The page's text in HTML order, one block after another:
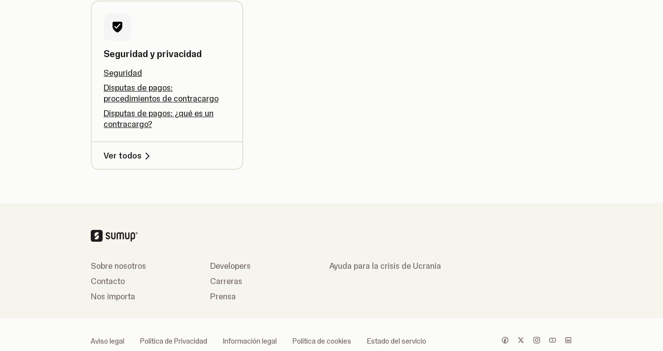
Seguridad y privacidad
Seguridad
Disputas de pagos:
procedimientos de contracargo
Disputas de pagos: ¿qué es un
contracargo?
Ver todos
Sobre nosotros
Contacto
Nos importa
Developers
Carreras
Prensa
Ayuda para la crisis de Ucrania
Aviso legal Política de Privacidad Información legal Política de cookies Estado del servicio